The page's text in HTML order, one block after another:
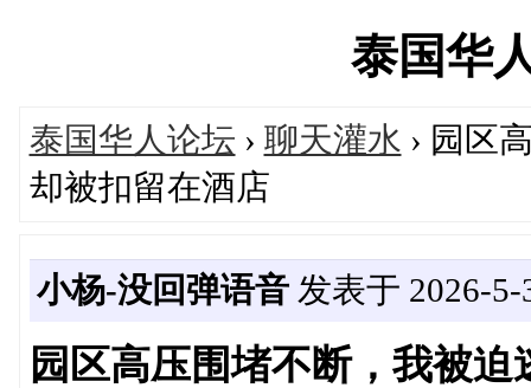
泰国华
泰国华人论坛 › 聊天灌水 › 园区
却被扣留在酒店
小杨-没回弹语音发表于 2026-5-
园区高压围堵不断，我被